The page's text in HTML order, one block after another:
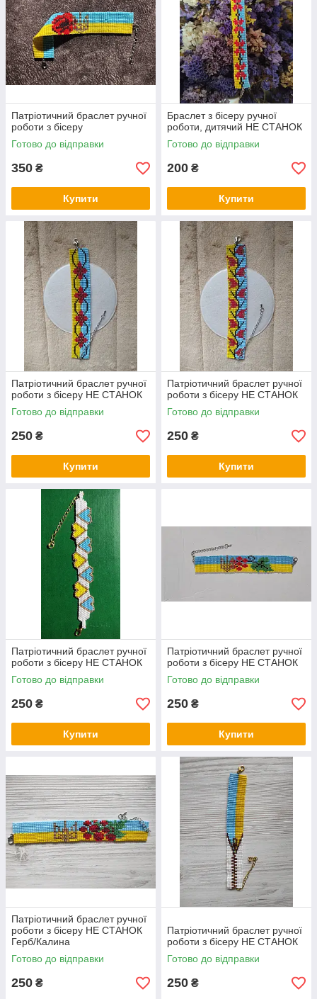
Патріотичний браслет ручної
роботи з бісеру
Готово до відправки
350 ₴
Купити
Браслет з бісеру ручної
роботи, дитячий НЕ СТАНОК
Готово до відправки
200 ₴
Купити
Патріотичний браслет ручної
роботи з бісеру НЕ СТАНОК
Готово до відправки
250 ₴
Купити
Патріотичний браслет ручної
роботи з бісеру НЕ СТАНОК
Готово до відправки
250 ₴
Купити
Патріотичний браслет ручної
роботи з бісеру НЕ СТАНОК
Готово до відправки
250 ₴
Купити
Патріотичний браслет ручної
роботи з бісеру НЕ СТАНОК
Готово до відправки
250 ₴
Купити
Патріотичний браслет ручної
роботи з бісеру НЕ СТАНОК
Герб/Калина
Готово до відправки
250 ₴
Патріотичний браслет ручної
роботи з бісеру НЕ СТАНОК
Готово до відправки
250 ₴